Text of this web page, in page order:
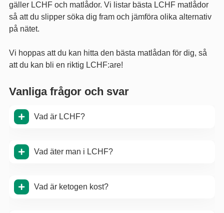
gäller LCHF och matlådor. Vi listar bästa LCHF matlådor
så att du slipper söka dig fram och jämföra olika alternativ
på nätet.
Vi hoppas att du kan hitta den bästa matlådan för dig, så
att du kan bli en riktig LCHF:are!
Vanliga frågor och svar
Vad är LCHF?
Vad äter man i LCHF?
Vad är ketogen kost?